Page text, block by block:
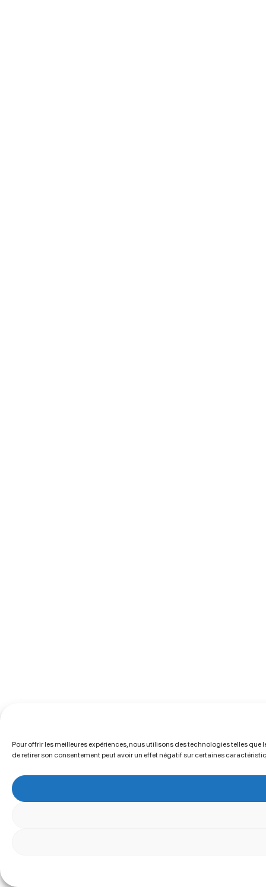
Pour offrir les meilleures expériences, nous utilisons des technologies telles
de retirer son consentement peut avoir un effet négatif sur certaines